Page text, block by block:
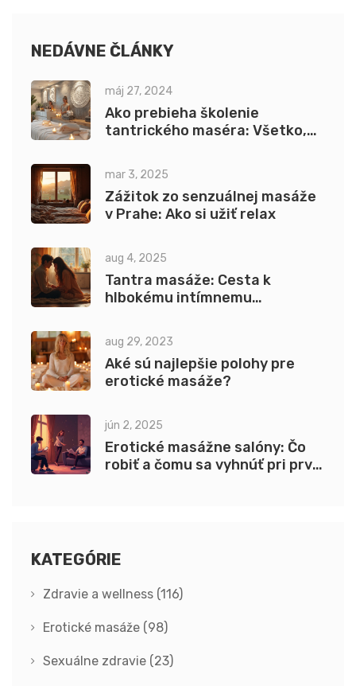
NEDÁVNE ČLÁNKY
máj 27, 2024
Ako prebieha školenie
tantrického maséra: Všetko,
mar 3, 2025
Zážitok zo senzuálnej masáže
v Prahe: Ako si užiť relax
aug 4, 2025
Tantra masáže: Cesta k
hlbokému intímnemu
aug 29, 2023
Aké sú najlepšie polohy pre
erotické masáže?
jún 2, 2025
Erotické masážne salóny: Čo
robiť a čomu sa vyhnúť pri prvej
KATEGÓRIE
Zdravie a wellness (116)
Erotické masáže (98)
Sexuálne zdravie (23)